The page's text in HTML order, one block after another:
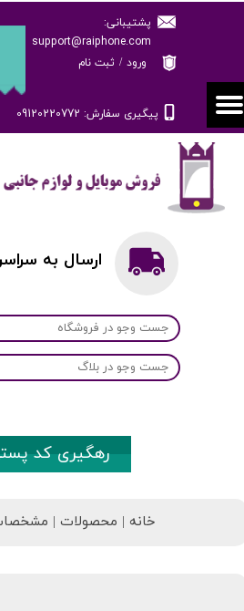
پشتیبانی:
support@raiphone.com
پیگیری سفارش: 09120220772
ورود / ثبت نام
حساب کاربری من
تغییر گذر واژه
سفارشات
خروج از حساب کاربری
ارسال به
رهگیری کد
خانه | محصولات |